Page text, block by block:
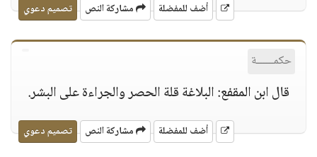
أضف للمفضلة مشاركة النص تصميم دعوي
حكمــــــة
قال ابن المقفع: البلاغة قلة الحصر والجراءة على البشر.
أضف للمفضلة مشاركة النص تصميم دعوي